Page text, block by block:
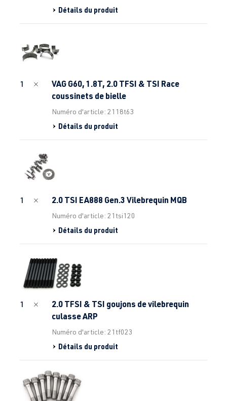
Détails du produit
1
VAG G60, 1.8T, 2.0 TFSI & TSI Race
coussinets de bielle
Numéro d'article: 2118t63
Détails du produit
1 2.0 TSI EA888 Gen.3 Vilebrequin MQB
Numéro d'article: 21tsi120
Détails du produit
1
2.0 TFSI & TSI goujons de vilebrequin
culasse ARP
Numéro d'article: 21tf023
Détails du produit